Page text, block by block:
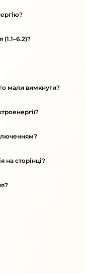
мали вимкнути?
на сторінці?